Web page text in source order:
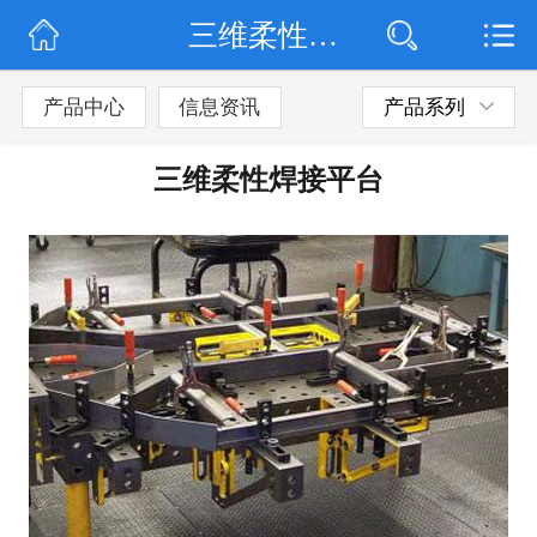
网站首页
公司简介
联系我们
三维柔性焊接平台
产品中心 信息资讯 产品系列
三维柔性焊接平台